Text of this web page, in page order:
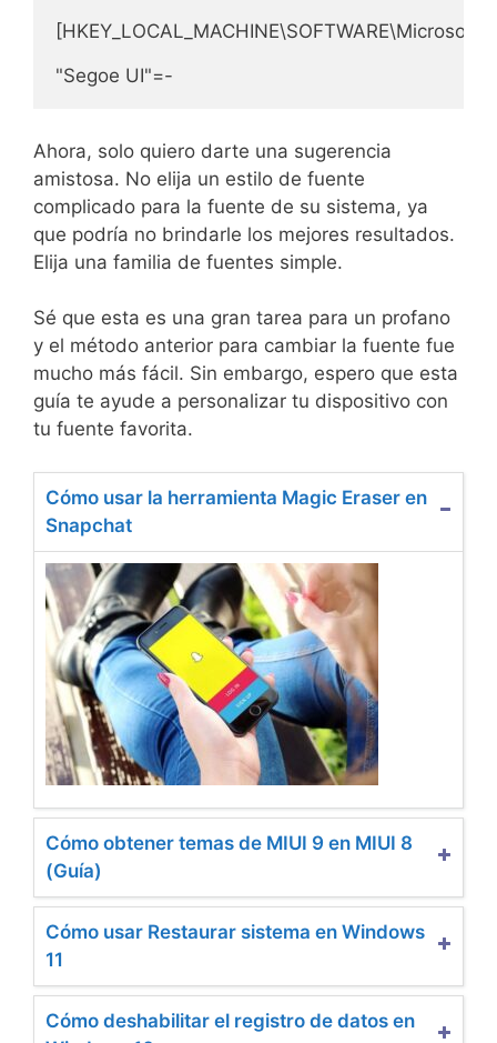
"Segoe UI"=-
Ahora, solo quiero darte una sugerencia
amistosa. No elija un estilo de fuente
complicado para la fuente de su sistema, ya
que podría no brindarle los mejores resultados.
Elija una familia de fuentes simple.
Sé que esta es una gran tarea para un profano
y el método anterior para cambiar la fuente fue
mucho más fácil. Sin embargo, espero que esta
guía te ayude a personalizar tu dispositivo con
tu fuente favorita.
Cómo usar la herramienta Magic Eraser en
Snapchat
Cómo obtener temas de MIUI 9 en MIUI 8
(Guía)
Cómo usar Restaurar sistema en Windows
11
Cómo deshabilitar el registro de datos en